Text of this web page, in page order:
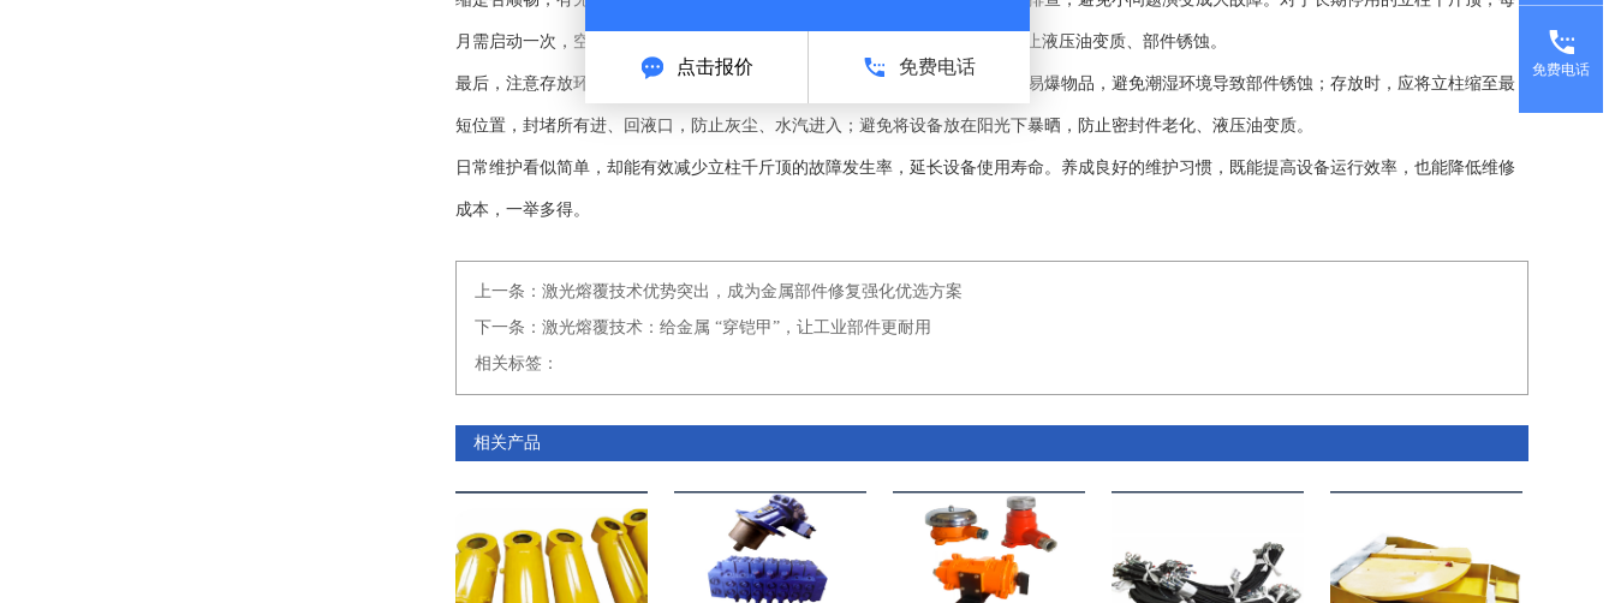
月需启动一次，空载运行5-10分钟，检查设备运行状态，同时更换液压油，防止液压油变质、部件锈蚀。
最后，注意存放环境。立柱千斤顶的存放的环境要保持干燥、通风，远离易燃易爆物品，避免潮湿环境导致部件锈蚀；存放时，应将立柱缩至最
短位置，封堵所有进、回液口，防止灰尘、水汽进入；避免将设备放在阳光下暴晒，防止密封件老化、液压油变质。
日常维护看似简单，却能有效减少立柱千斤顶的故障发生率，延长设备使用寿命。养成良好的维护习惯，既能提高设备运行效率，也能降低维修
成本，一举多得。
上一条： 激光熔覆技术优势突出，成为金属部件修复强化优选方案
下一条： 激光熔覆技术：给金属 “穿铠甲”，让工业部件更耐用
相关标签：
相关产品
免费电话
点击报价 免费电话